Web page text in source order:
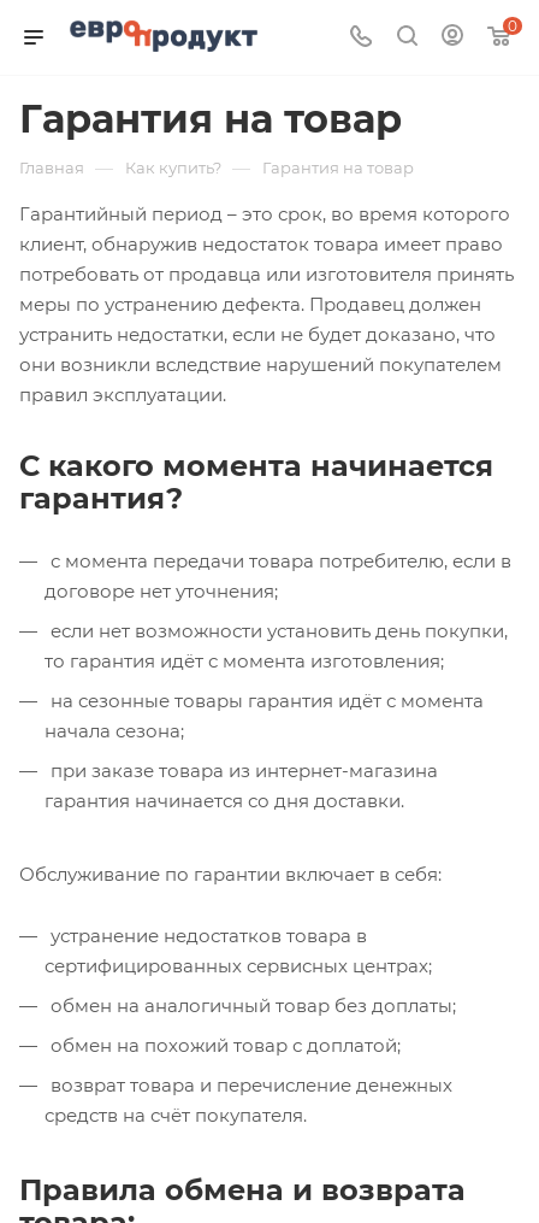
0
Гарантия на товар
Главная — Как купить? — Гарантия на товар
Гарантийный период – это срок, во время которого
клиент, обнаружив недостаток товара имеет право
потребовать от продавца или изготовителя принять
меры по устранению дефекта. Продавец должен
устранить недостатки, если не будет доказано, что
они возникли вследствие нарушений покупателем
правил эксплуатации.
С какого момента начинается
гарантия?
с момента передачи товара потребителю, если в
договоре нет уточнения;
если нет возможности установить день покупки,
то гарантия идёт с момента изготовления;
на сезонные товары гарантия идёт с момента
начала сезона;
при заказе товара из интернет-магазина
гарантия начинается со дня доставки.
Обслуживание по гарантии включает в себя:
устранение недостатков товара в
сертифицированных сервисных центрах;
обмен на аналогичный товар без доплаты;
обмен на похожий товар с доплатой;
возврат товара и перечисление денежных
средств на счёт покупателя.
Правила обмена и возврата